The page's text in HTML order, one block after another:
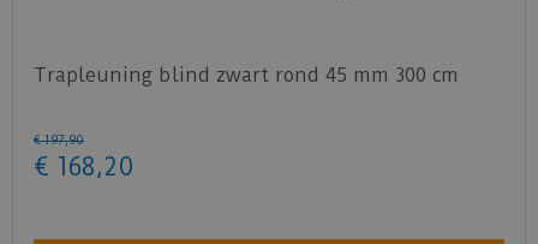
Trapleuning blind zwart rond 45 mm 300 cm
€ 197,90
€ 168,20